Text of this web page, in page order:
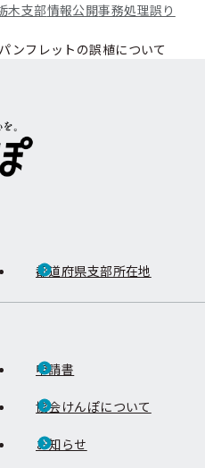
木支部情報公開事務処理誤り
ンフレットの誤植について
都道府県支部所在地
申請書
協会けんぽについて
お知らせ